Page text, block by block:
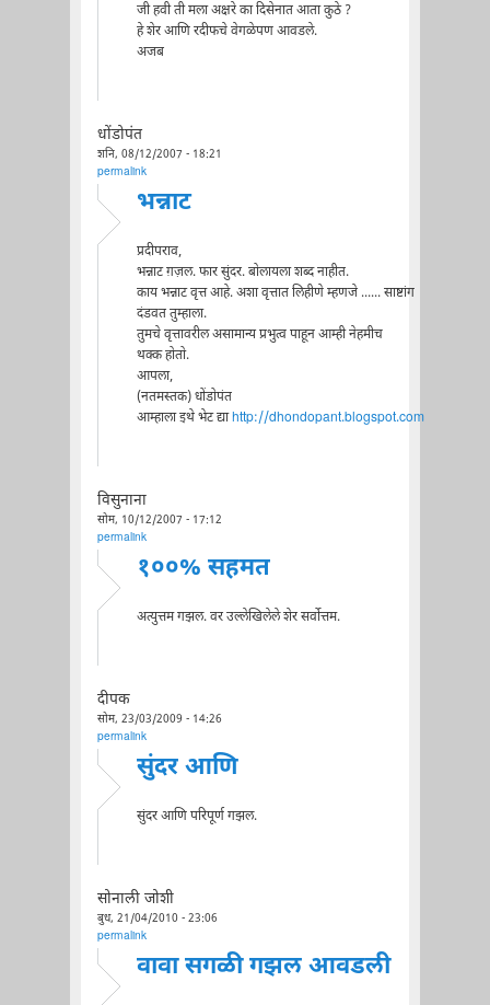
जी हवी ती मला अक्षरे का दिसेनात आता कुठे ?
हे शेर आणि रदीफचे वेगळेपण आवडले.
अजब
धोंडोपंत
शनि, 08/12/2007 - 18:21
permalink
भन्नाट
प्रदीपराव,
भन्नाट ग़ज़ल. फार सुंदर. बोलायला शब्द नाहीत.
काय भन्नाट वृत्त आहे. अशा वृत्तात लिहीणे म्हणजे ...... साष्टांग
दंडवत तुम्हाला.
तुमचे वृत्तावरील असामान्य प्रभुत्व पाहून आम्ही नेहमीच
थक्क होतो.
आपला,
(नतमस्तक) धोंडोपंत
आम्हाला इथे भेट द्याhttp://dhondopant.blogspot.com
विसुनाना
सोम, 10/12/2007 - 17:12
permalink
१००% सहमत
अत्युत्तम गझल. वर उल्लेखिलेले शेर सर्वोत्तम.
दीपक
सोम, 23/03/2009 - 14:26
permalink
सुंदर आणि
सुंदर आणि परिपूर्ण गझल.
सोनाली जोशी
बुध, 21/04/2010 - 23:06
permalink
वावा सगळी गझल आवडली